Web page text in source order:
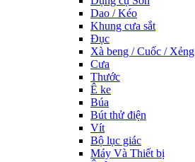
Dao / Kéo
Khung cưa sắt
Đục
Xà beng / Cuốc / Xẻng
Cưa
Thước
Ê ke
Búa
Bút thử điện
Vít
Bộ lục giác
Máy Và Thiết bị